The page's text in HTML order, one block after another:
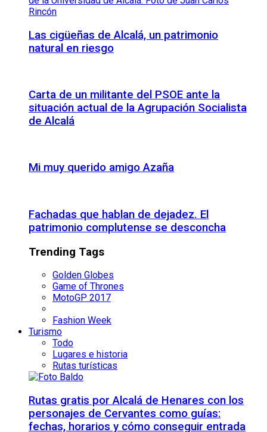
Las cigüeñas de Alcalá, un patrimonio
natural en riesgo
Carta de un militante del PSOE ante la
situación actual de la Agrupación Socialista
de Alcalá
Mi muy querido amigo Azaña
Fachadas que hablan de dejadez. El
patrimonio complutense se desconcha
Trending Tags
Golden Globes
Game of Thrones
MotoGP 2017
Fashion Week
Turismo
Todo
Lugares e historia
Rutas turísticas
Rutas gratis por Alcalá de Henares con los
personajes de Cervantes como guías:
fechas, horarios y cómo conseguir entrada